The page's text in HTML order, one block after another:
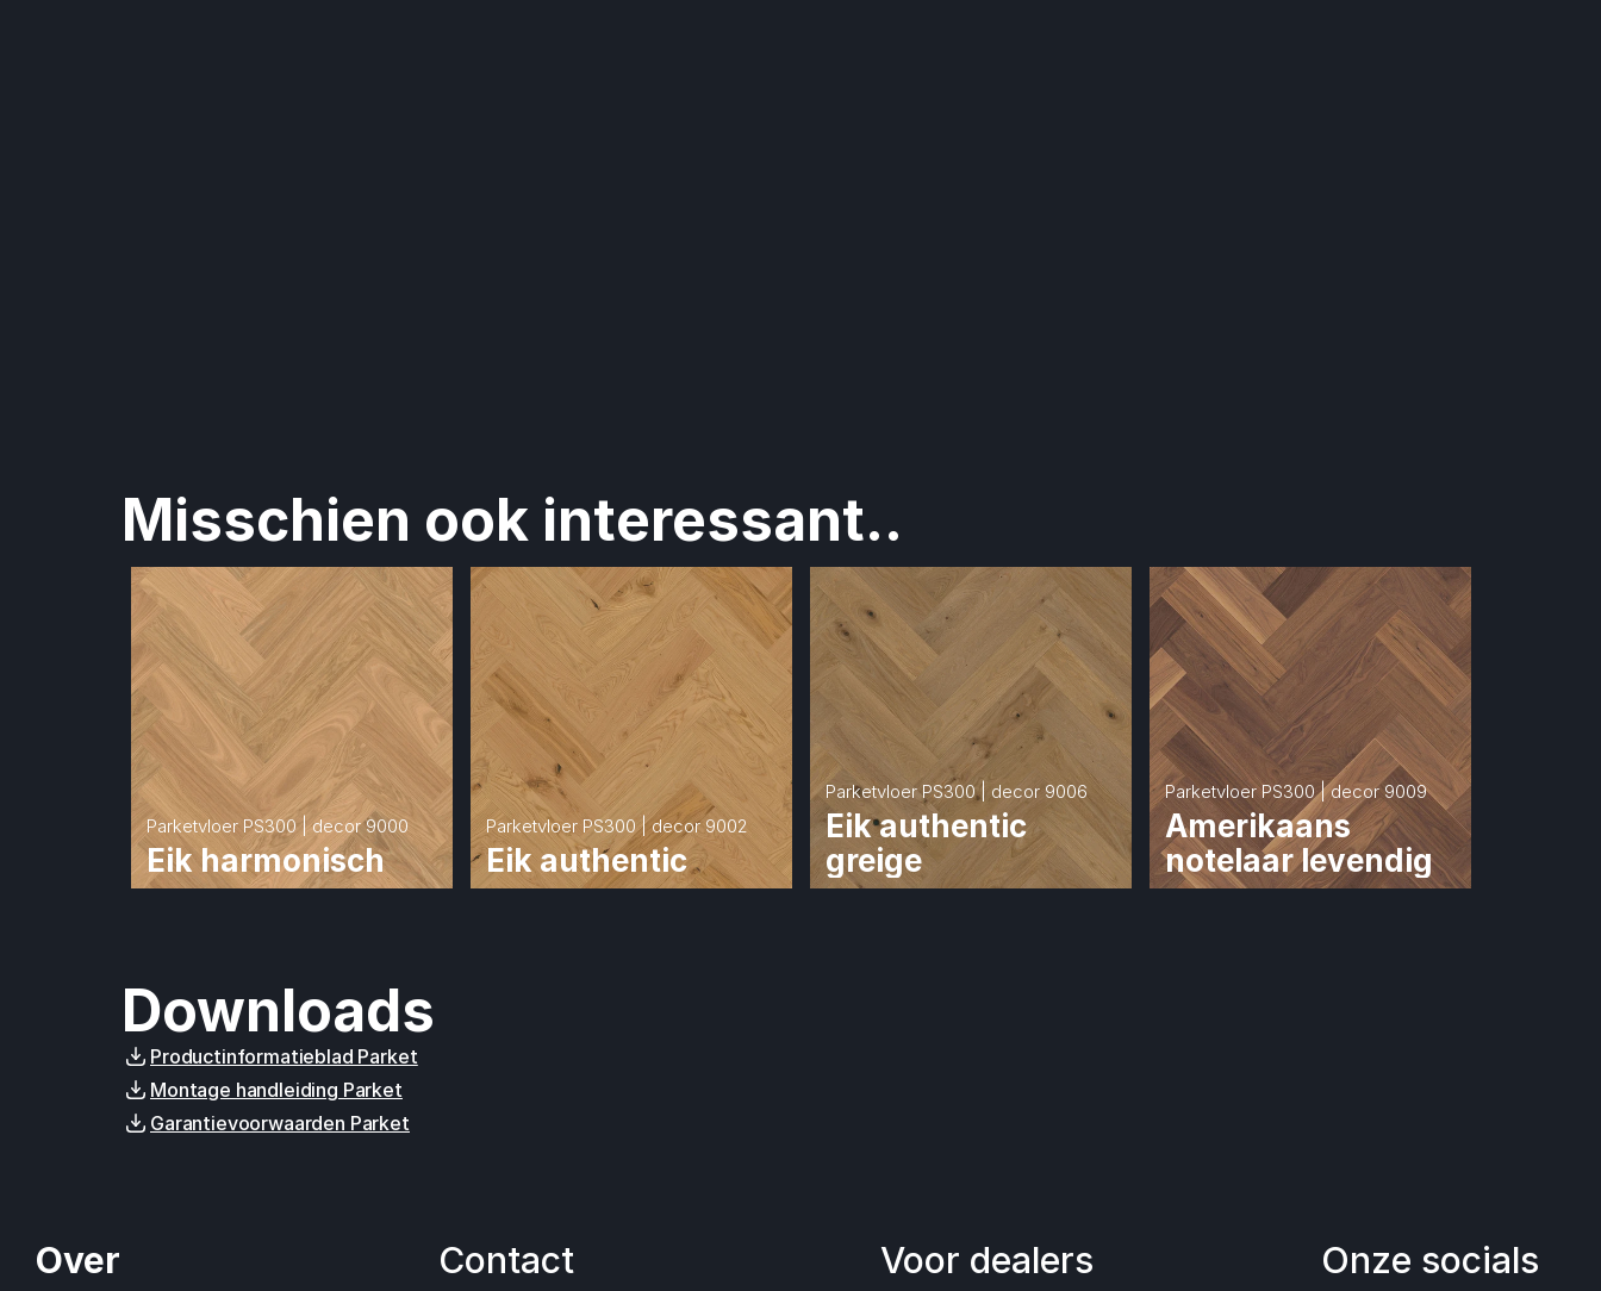
Misschien ook interessant..
Parketvloer PS300 | decor 9000
Eik harmonisch
Parketvloer PS300 | decor 9002
Eik authentic
Parketvloer PS300 | decor 9006
Eik authentic
greige
Parketvloer PS300 | decor 9009
Amerikaans
notelaar levendig
Downloads
Productinformatieblad Parket
Montage handleiding Parket
Garantievoorwaarden Parket
Over Contact Voor dealers Onze socials